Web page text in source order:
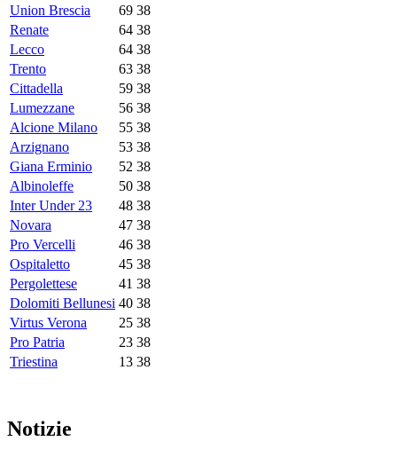
Union Brescia
69 38
Renate
64 38
Lecco
64 38
Trento
63 38
Cittadella
59 38
Lumezzane
56 38
Alcione Milano
55 38
Arzignano
53 38
Giana Erminio
52 38
Albinoleffe
50 38
Inter Under 23
48 38
Novara
47 38
Pro Vercelli
46 38
Ospitaletto
45 38
Pergolettese
41 38
Dolomiti Bellunesi 40 38
Virtus Verona
25 38
Pro Patria
23 38
Triestina
13 38
Notizie